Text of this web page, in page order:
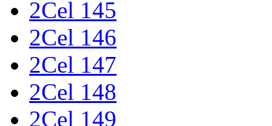
2Cel 145
2Cel 146
2Cel 147
2Cel 148
2Cel 149